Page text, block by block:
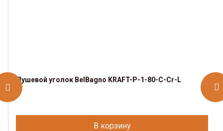
Душевой уголок BelBagno KRAFT-P-1-80-C-Cr-L
В корзину